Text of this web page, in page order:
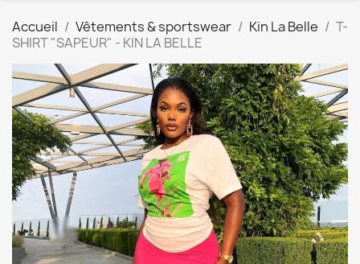
Accueil Vêtements & sportswear Kin La Belle
T-
SHIRT "SAPEUR" - KIN LA BELLE